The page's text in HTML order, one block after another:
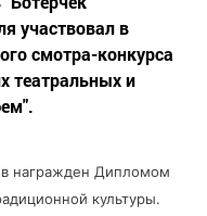
участвовал в
смотра-конкурса
театральных и
награжден Дипломом
культуры.